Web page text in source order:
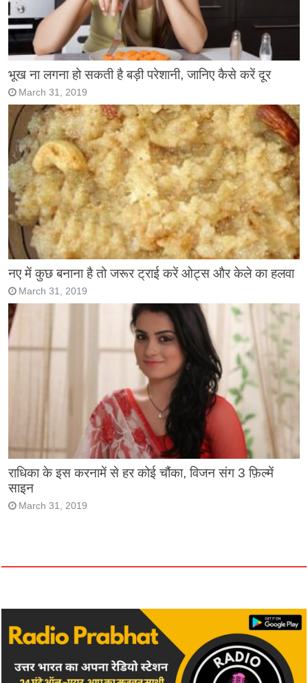
भूख ना लगना हो सकती है बड़ी परेशानी, जानिए कैसे करें दूर
March 31, 2019
नए में कुछ बनाना है तो जरूर ट्राई करें ओट्स और केले का हलवा
March 31, 2019
राधिका के इस करनामें से हर कोई चौंका, विजन संग 3 फ़िल्में
साइन
March 31, 2019